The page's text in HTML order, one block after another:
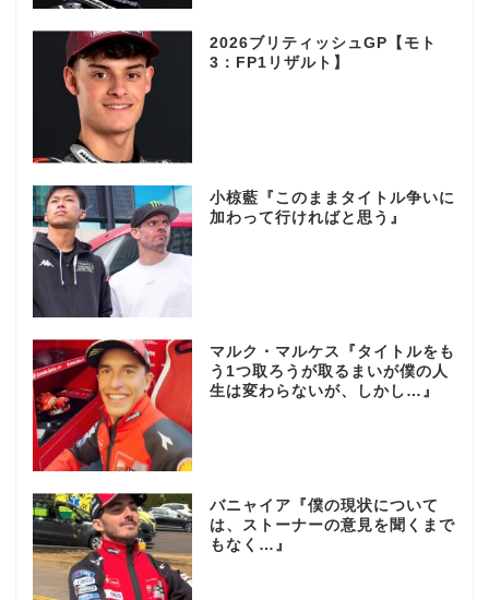
2026ブリティッシュGP【モト
3：FP1リザルト】
小椋藍『このままタイトル争いに
加わって行ければと思う』
マルク・マルケス『タイトルをも
う1つ取ろうが取るまいが僕の人
生は変わらないが、しかし…』
バニャイア『僕の現状について
は、ストーナーの意見を聞くまで
もなく…』